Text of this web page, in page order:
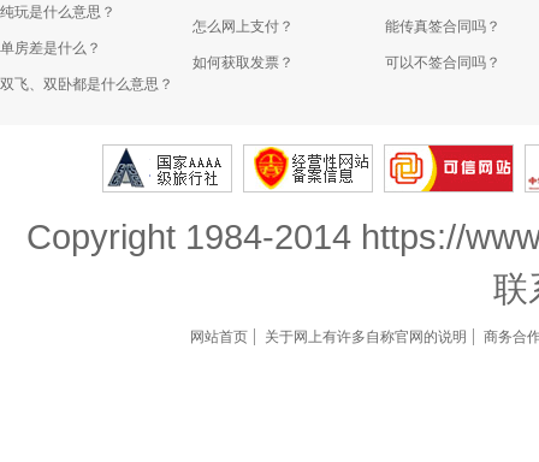
纯玩是什么意思？
单房差是什么？
双飞、双卧都是什么意思？
怎么网上支付？
如何获取发票？
能传真签合同吗？
可以不签合同吗？
Copyright 1984-2014 https://
联
网站首页 关于网上有许多自称官网的说明 商务合